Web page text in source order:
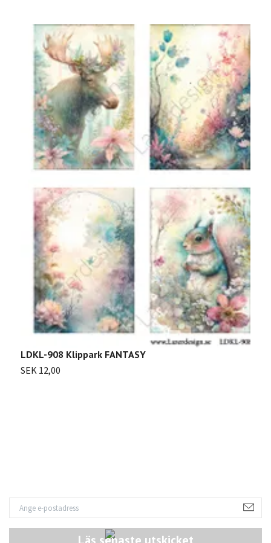
LDKL-908 Klippark FANTASY
SEK 12,00